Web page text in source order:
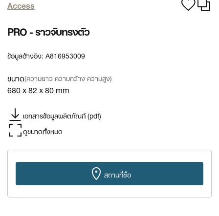
Access
PRO - ราวจับทรงตัว
ข้อมูลอ้างอิง:A816953009
ขนาด(ความยาว ความกว้าง ความสูง)
680 x 82 x 80 mm
เอกสารข้อมูลผลิตภัณฑ์ (pdf)
ดูขนาดทั้งหมด
สถานที่ซื้อ